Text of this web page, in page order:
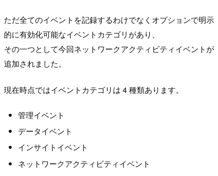
ただ全てのイベントを記録するわけでなくオプションで明示
的に有効化可能なイベントカテゴリがあり、
その一つとして今回ネットワークアクティビティイベントが
追加されました。
現在時点ではイベントカテゴリは 4 種類あります。
管理イベント
データイベント
インサイトイベント
ネットワークアクティビティイベント